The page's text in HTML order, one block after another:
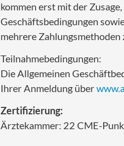
kommen erst mit der
Geschäftsbedingungen
mehrere
Teilnahmebedingungen:
Die Allgemeinen
Ihrer Anmeldung über
Zertifizierung:
Ärztekammer: 22 CME-